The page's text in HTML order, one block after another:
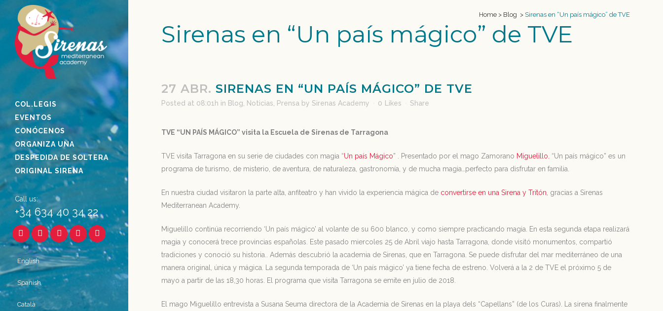
COL.LEGIS
EVENTOS
CONÓCENOS
ORGANIZA UNA
DESPEDIDA DE SOLTERA
ORIGINAL SIRENA
Call us:
+34 634 40 34 22
English
Spanish
Català
Sirenas en “Un país mágico” de TVE
Home > Blog > Sirenas en “Un país mágico” de TVE
27 ABR. SIRENAS EN “UN PAÍS MÁGICO” DE TVE
Posted at 08:01h in Blog Noticias Prensa by Sirenas Academy 0 Likes Share
TVE “UN PAÍS MÁGICO” visita la Escuela de Sirenas de Tarragona
TVE visita Tarragona en su serie de ciudades con magia “Un país Mágico” . Presentado por el mago Zamorano Miguelillo. “Un país mágico” es un
programa de turismo, de misterio, de aventura, de naturaleza, gastronomía, y de mucha magia…perfecto para disfrutar en familia.
En nuestra ciudad visitaron la parte alta, anfiteatro y han vivido la experiencia mágica de convertirse en una Sirena y Tritón , gracias a Sirenas
Mediterranean Academy.
Miguelillo continúa recorriendo ‘Un país mágico’ al volante de su 600 blanco, y como siempre practicando magia. En esta segunda etapa realizará
magia y conocerá trece provincias españolas. Este pasado miercoles 25 de Abril viajo hasta Tarragona, donde visitó monumentos, compartió
tradiciones y conoció su historia.. Además descubrió la academia de Sirenas, que en Tarragona. Se puede disfrutar del mar mediterráneo de una
manera original, única y mágica. La segunda temporada de ‘Un país mágico’ ya tiene fecha de estreno. Volverá a la 2 de TVE el próximo 5 de
mayo a partir de las 18,30 horas. El programa que visita Tarragona se emite en julio de 2018.
El mago Miguelillo entrevista a Susana Seuma directora de la Academia de Sirenas en la playa dels “Capellans” (de los Curas). La sirena finalmente